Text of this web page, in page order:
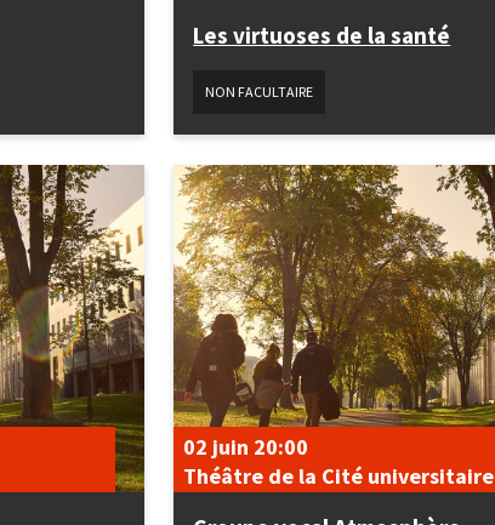
Les virtuoses de la santé
NON FACULTAIRE
02 juin 20:00
Théâtre de la Cité universitaire